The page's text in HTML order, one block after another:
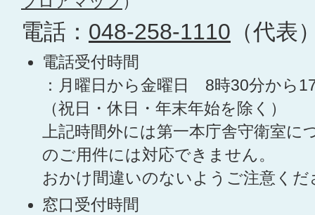
電話： 048-258-1110 （代表
電話受付時間
：月曜日から金曜日 8時30分から
（祝日・休日・年末年始を除く）
上記時間外には第一本庁舎守衛室に
のご用件には対応できません。
おかけ間違いのないようご注意くだ
窓口受付時間